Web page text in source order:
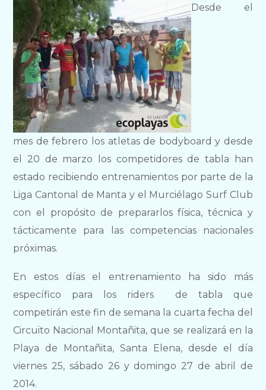
Desde el
mes de febrero los atletas de bodyboard y desde
el 20 de marzo los competidores de tabla han
estado recibiendo entrenamientos por parte de la
Liga Cantonal de Manta y el Murciélago Surf Club
con el propósito de prepararlos física, técnica y
tácticamente para las competencias nacionales
próximas.
En estos días el entrenamiento ha sido más
específico para los riders de tabla que
competirán este fin de semana la cuarta fecha del
Circuito Nacional Montañita, que se realizará en la
Playa de Montañita, Santa Elena, desde el día
viernes 25, sábado 26 y domingo 27 de abril de
2014.